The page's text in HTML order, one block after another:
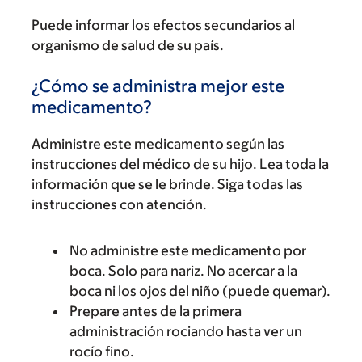
Puede informar los efectos secundarios al
organismo de salud de su país.
¿Cómo se administra mejor este
medicamento?
Administre este medicamento según las
instrucciones del médico de su hijo. Lea toda la
información que se le brinde. Siga todas las
instrucciones con atención.
No administre este medicamento por
boca. Solo para nariz. No acercar a la
boca ni los ojos del niño (puede quemar).
Prepare antes de la primera
administración rociando hasta ver un
rocío fino.